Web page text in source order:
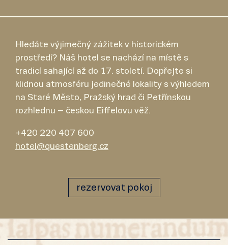
Hledáte výjimečný zážitek v historickém
prostředí? Náš hotel se nachází na místě s
tradicí sahající až do 17. století. Dopřejte si
klidnou atmosféru jedinečné lokality s výhledem
na Staré Město, Pražský hrad či Petřínskou
rozhlednu – českou Eiffelovu věž.
+420 220 407 600
hotel@questenberg.cz
rezervovat pokoj